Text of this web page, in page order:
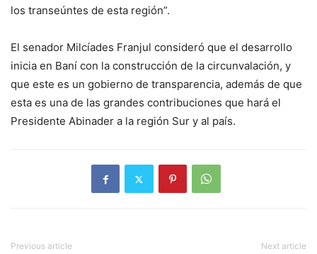
los transeúntes de esta región”.
El senador Milcíades Franjul consideró que el desarrollo
inicia en Baní con la construcción de la circunvalación, y
que este es un gobierno de transparencia, además de que
esta es una de las grandes contribuciones que hará el
Presidente Abinader a la región Sur y al país.
Previous article Next article